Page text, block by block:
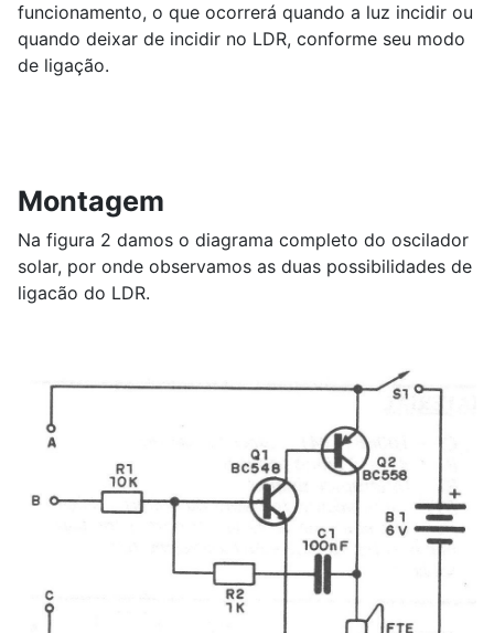
funcionamento, o que ocorrerá quando a luz incidir ou
quando deixar de incidir no LDR, conforme seu modo
de ligação.
Montagem
Na figura 2 damos o diagrama completo do oscilador
solar, por onde observamos as duas possibilidades de
ligacão do LDR.